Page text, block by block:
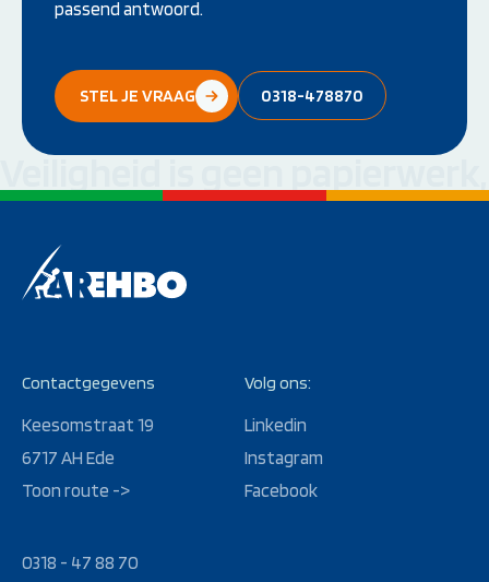
passend antwoord.
STEL JE VRAAG 0318-478870
Veiligheid is geen
Contactgegevens
Keesomstraat 19
6717 AH Ede
Toon route ->
0318 - 47 88 70
Volg ons:
Linkedin
Instagram
Facebook